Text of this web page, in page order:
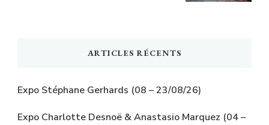
ARTICLES RÉCENTS
Expo Stéphane Gerhards (08 – 23/08/26)
Expo Charlotte Desnoë & Anastasio Marquez (04 –